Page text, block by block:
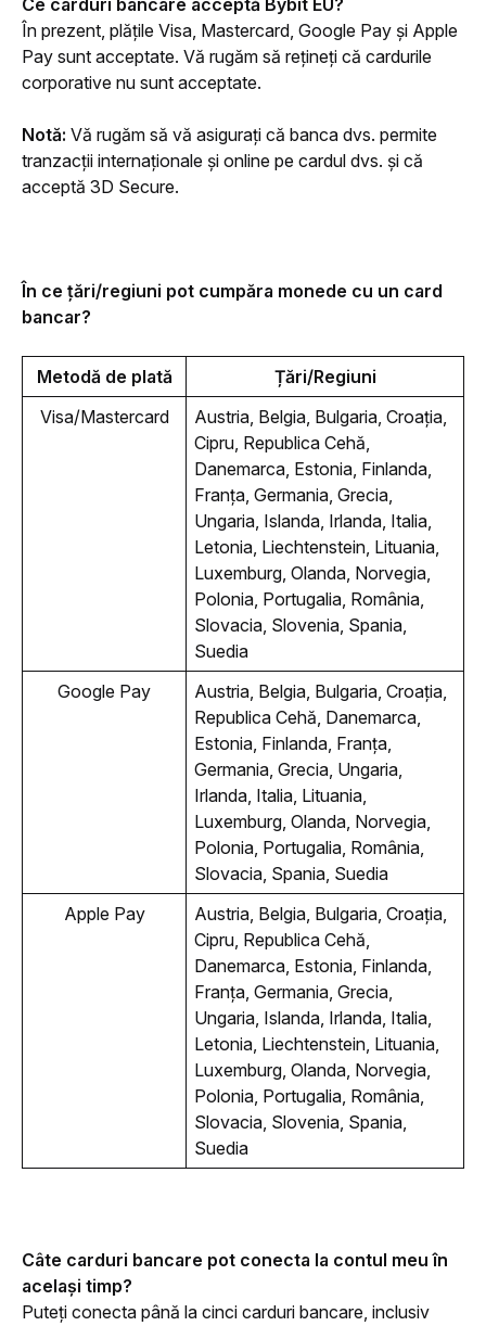
Ce carduri bancare acceptă Bybit EU?
În prezent, plățile Visa, Mastercard, Google Pay și Apple
Pay sunt acceptate. Vă rugăm să rețineți că cardurile
corporative nu sunt acceptate.
Notă: Vă rugăm să vă asigurați că banca dvs. permite
tranzacții internaționale și online pe cardul dvs. și că
acceptă 3D Secure.
În ce țări/regiuni pot cumpăra monede cu un card
bancar?
Metodă de plată
Țări/Regiuni
Visa/Mastercard
Austria, Belgia, Bulgaria, Croația,
Cipru, Republica Cehă,
Danemarca, Estonia, Finlanda,
Franța, Germania, Grecia,
Ungaria, Islanda, Irlanda, Italia,
Letonia, Liechtenstein, Lituania,
Luxemburg, Olanda, Norvegia,
Polonia, Portugalia, România,
Slovacia, Slovenia, Spania,
Suedia
Google Pay
Austria, Belgia, Bulgaria, Croația,
Republica Cehă, Danemarca,
Estonia, Finlanda, Franța,
Germania, Grecia, Ungaria,
Irlanda, Italia, Lituania,
Luxemburg, Olanda, Norvegia,
Polonia, Portugalia, România,
Slovacia, Spania, Suedia
Apple Pay
Austria, Belgia, Bulgaria, Croația,
Cipru, Republica Cehă,
Danemarca, Estonia, Finlanda,
Franța, Germania, Grecia,
Ungaria, Islanda, Irlanda, Italia,
Letonia, Liechtenstein, Lituania,
Luxemburg, Olanda, Norvegia,
Polonia, Portugalia, România,
Slovacia, Slovenia, Spania,
Suedia
Câte carduri bancare pot conecta la contul meu în
același timp?
Puteți conecta până la cinci carduri bancare, inclusiv